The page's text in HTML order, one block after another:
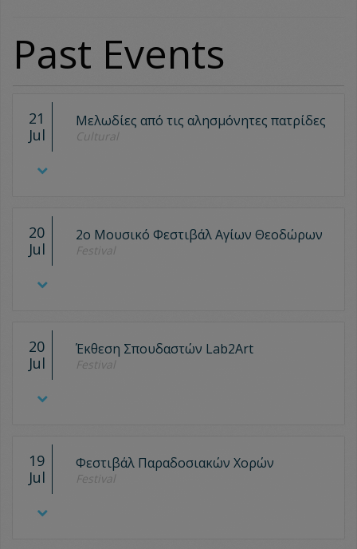
Past Events
21
Jul
Μελωδίες από τις αλησμόνητες πατρίδες
Cultural
20
Jul
2ο Μουσικό Φεστιβάλ Αγίων Θεοδώρων
Festival
20
Jul
Έκθεση Σπουδαστών Lab2Art
Festival
19
Jul
Φεστιβάλ Παραδοσιακών Χορών
Festival